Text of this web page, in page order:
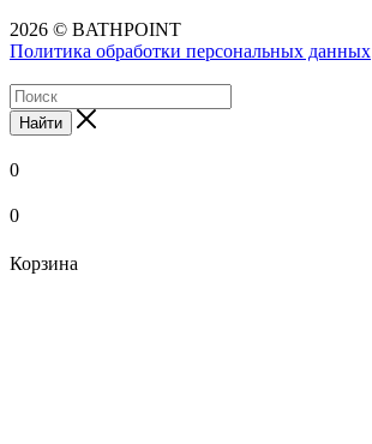
2026 © BATHPOINT
Политика обработки персональных данных
Найти
0
0
Корзина